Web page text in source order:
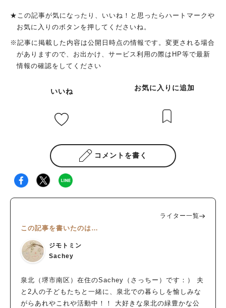
★この記事が気になったり、いいね！と思ったらハートマークや
お気に入りのボタンを押してくださいね。
※記事に掲載した内容は公開日時点の情報です。変更される場合
がありますので、お出かけ、サービス利用の際はHP等で最新
情報の確認をしてください
いいね お気に入りに追加
コメントを書く
ライター一覧
この記事を書いたのは…
ジモトミン
Sachey
泉北（堺市南区）在住のSachey（さっちー）です：） 夫
と2人の子どもたちと一緒に、泉北での暮らしを愉しみな
がらあれやこれや活動中！！ 大好きな泉北の緑豊かな公